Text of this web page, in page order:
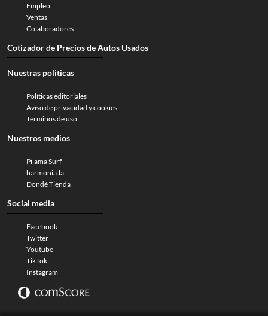
Empleo
Ventas
Colaboradores
Cotizador de Precios de Autos Usados
Nuestras politicas
Políticas editoriales
Aviso de privacidad y cookies
Términos de uso
Nuestros medios
Pijama Surf
harmonia.la
Dondé Tienda
Social media
Facebook
Twitter
Youtube
TikTok
Instagram